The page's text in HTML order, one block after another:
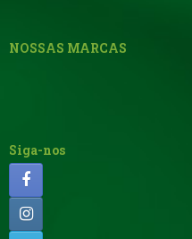
NOSSAS MARCAS
Siga-nos